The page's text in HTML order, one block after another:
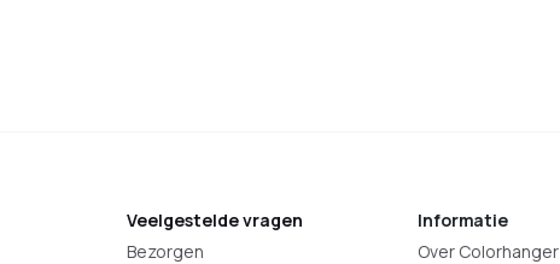
Veelgestelde vragen
Bezorgen
Informatie
Over Colorhanger